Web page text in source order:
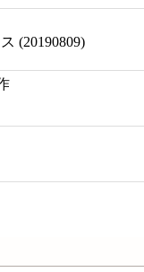
(20190809)